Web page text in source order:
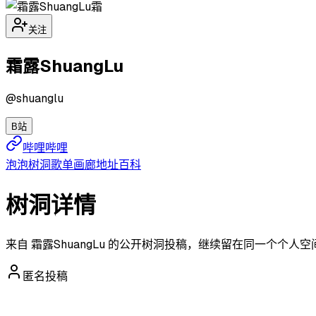
霜
关注
霜露ShuangLu
@shuanglu
B站
哔哩哔哩
泡泡树洞歌单画廊地址百科
树洞详情
来自 霜露ShuangLu 的公开树洞投稿，继续留在同一个个人空
匿名投稿